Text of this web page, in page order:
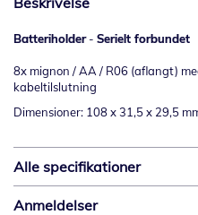
Batteriholder- Serielt forbundet
8x mignon / AA / R06 (aflangt)
kabeltilslutning
Dimensioner: 108 x 31,5 x 29,5
Alle specifikationer
Anmeldelser